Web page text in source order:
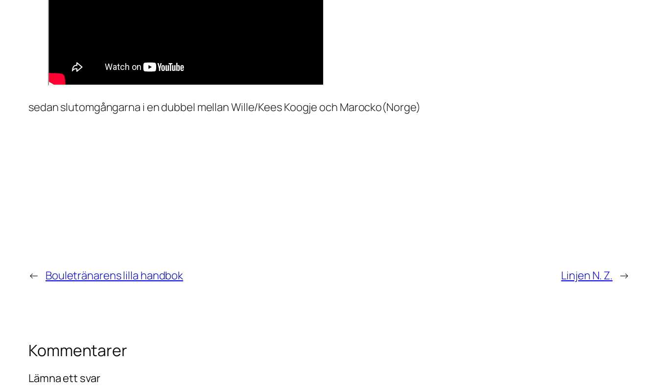
sedan slutomgångarna i en dubbel mellan Wille/Kees Koogje och Marocko(Norge)
← Bouletränarens lilla handbok Linjen N. Z. →
Kommentarer
Lämna ett svar